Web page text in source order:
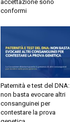
accettazione sono
conformi
Paternità e test del DNA:
non basta evocare altri
consanguinei per
contestare la prova